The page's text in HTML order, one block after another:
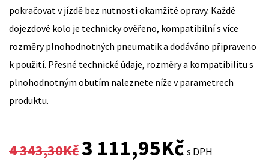
pokračovat v jízdě bez nutnosti okamžité opravy. Každé
dojezdové kolo je technicky ověřeno, kompatibilní s více
rozměry plnohodnotných pneumatik a dodáváno připraveno
k použití. Přesné technické údaje, rozměry a kompatibilitu s
plnohodnotným obutím naleznete níže v parametrech
produktu.
4 343,30Kč
Original
3 111,95KčCurrent
s DPH